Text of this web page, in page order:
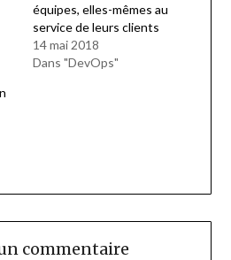
équipes, elles-mêmes au
service de leurs clients
14 mai 2018
Dans "DevOps"
commentaire